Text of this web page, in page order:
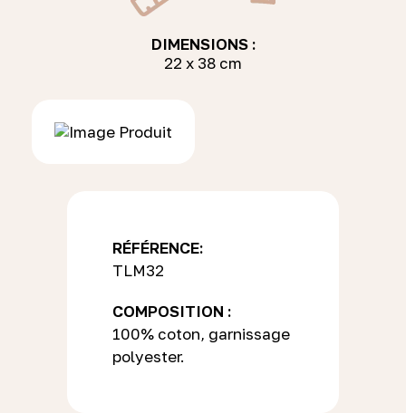
DIMENSIONS :
22 x 38 cm
RÉFÉRENCE:
TLM32
COMPOSITION :
100% coton, garnissage
polyester.